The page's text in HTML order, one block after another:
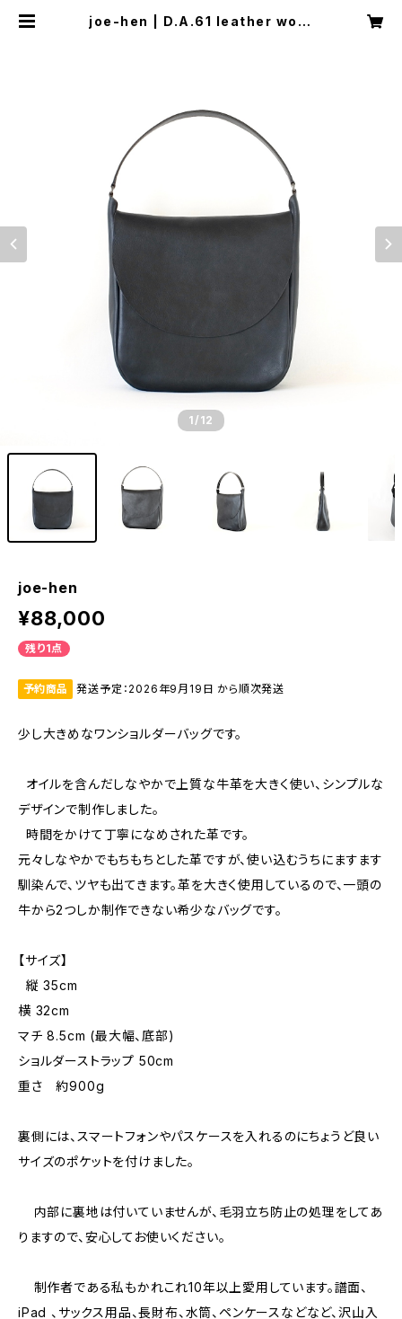
joe-hen | D.A.61 leather work
1 /12
joe-hen
¥88,000
残り1点
予約商品 発送予定：2026年9月19日 から順次発送
少し大きめなワンショルダーバッグです。
オイルを含んだしなやかで上質な牛革を大きく使い、シンプルな
デザインで制作しました。
時間をかけて丁寧になめされた革です。
元々しなやかでもちもちとした革ですが、使い込むうちにますます
馴染んで、ツヤも出てきます。革を大きく使用しているので、一頭の
牛から2つしか制作できない希少なバッグです。
【サイズ】
縦 35cm
横 32cm
マチ 8.5cm (最大幅、底部)
ショルダーストラップ 50cm
重さ 約900g
裏側には、スマートフォンやパスケースを入れるのにちょうど良い
サイズのポケットを付けました。
内部に裏地は付いていませんが、毛羽立ち防止の処理をしてあ
りますので、安心してお使いください。
制作者である私もかれこれ10年以上愛用しています。譜面、
iPad 、サックス用品、長財布、水筒、ペンケースなどなど、沢山入